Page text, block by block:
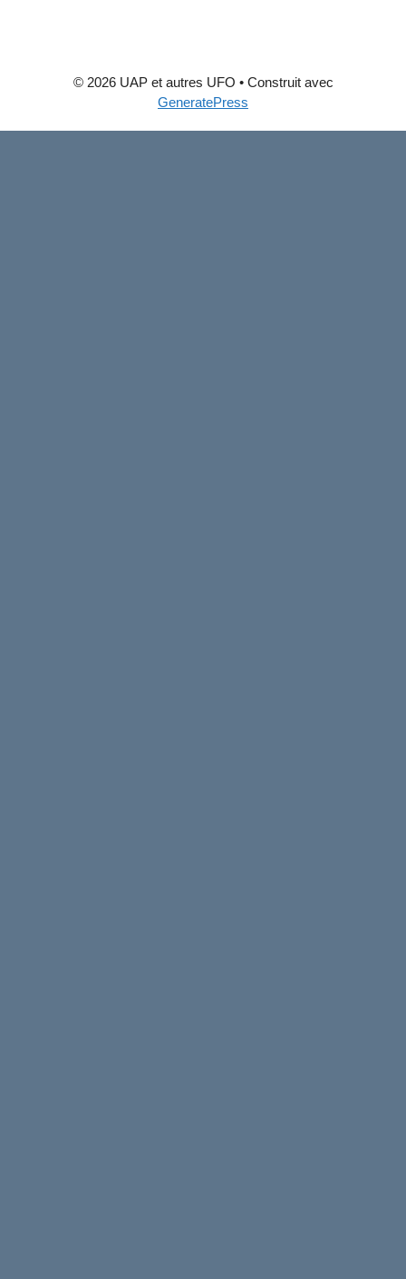
© 2026 UAP et autres UFO • Construit avec
GeneratePress